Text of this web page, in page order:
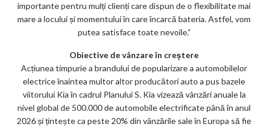
importante pentru mulți clienți care dispun de o flexibilitate mai
mare a locului și momentului în care încarcă bateria. Astfel, vom
putea satisface toate nevoile.”
Obiective de vânzare în creștere
Acțiunea timpurie a brandului de popularizare a automobilelor
electrice înaintea multor altor producători auto a pus bazele
viitorului Kia în cadrul Planului S. Kia vizează vânzări anuale la
nivel global de 500.000 de automobile electrificate până în anul
2026 și țintește ca peste 20% din vânzările sale în Europa să fie